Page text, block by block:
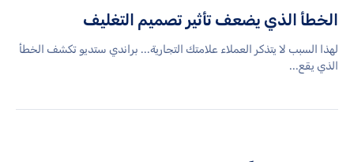
الخطأ الذي يضعف تأثير تصميم التغليف
لهذا السبب لا يتذكر العملاء علامتك التجارية... براندي ستديو تكشف الخطأ
الذي يقع...